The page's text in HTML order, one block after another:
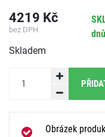
4219 Kč
bez DPH
dnů
Skladem
Obrázek